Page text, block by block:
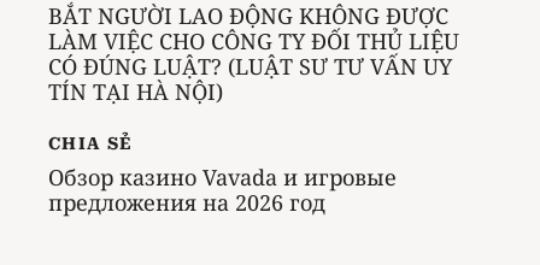
BẮT NGƯỜI LAO ĐỘNG KHÔNG ĐƯỢC
LÀM VIỆC CHO CÔNG TY ĐỐI THỦ LIỆU
CÓ ĐÚNG LUẬT? (LUẬT SƯ TƯ VẤN UY
TÍN TẠI HÀ NỘI)
CHIA SẺ
Обзор казино Vavada и игровые
предложения на 2026 год